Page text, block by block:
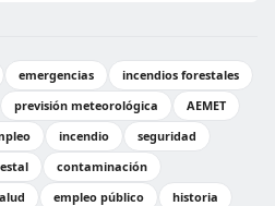
emergencias
incendios forestales
previsión meteorológica
AEMET
incendio
seguridad
contaminación
empleo público historia